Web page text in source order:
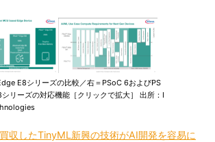
E8シリーズの比較／右＝PSoC 6およびPS
リーズの対応機能［クリックで拡大］ 出所：I
買収したTinyML新興の技術がAI開発を容易に